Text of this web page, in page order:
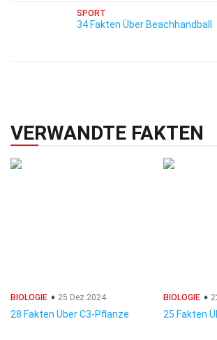
SPORT
34 Fakten Über Beachhandball
VERWANDTE FAKTEN
BIOLOGIE 25 Dez 2024
28 Fakten Über C3-Pflanze
BIOLOGIE
25 Fakten